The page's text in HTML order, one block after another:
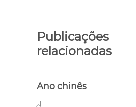
Publicações
relacionadas
Ano chinês